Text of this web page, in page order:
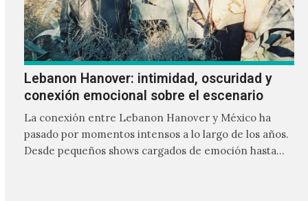
Lebanon Hanover: intimidad, oscuridad y
conexión emocional sobre el escenario
La conexión entre Lebanon Hanover y México ha
pasado por momentos intensos a lo largo de los años.
Desde pequeños shows cargados de emoción hasta